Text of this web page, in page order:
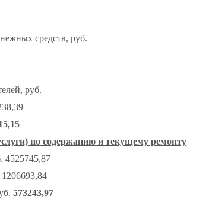
средств, руб.
руб.
по содержанию и текущему ремонту
4525745,87
573243,97